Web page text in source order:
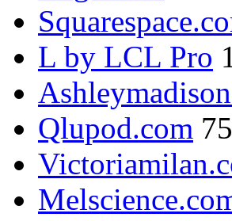
L by LCL Pro
Qlupod.com